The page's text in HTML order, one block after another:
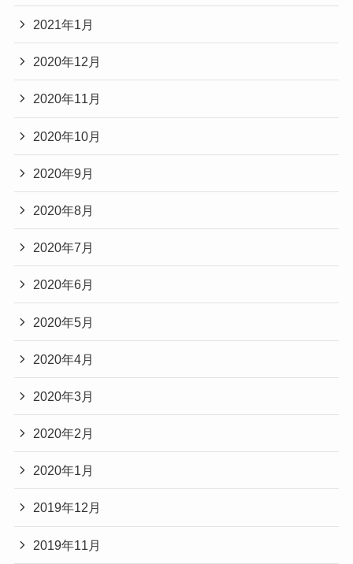
2021年1月
2020年12月
2020年11月
2020年10月
2020年9月
2020年8月
2020年7月
2020年6月
2020年5月
2020年4月
2020年3月
2020年2月
2020年1月
2019年12月
2019年11月